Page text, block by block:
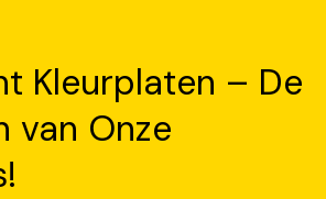
Kleurplaten – De
van Onze